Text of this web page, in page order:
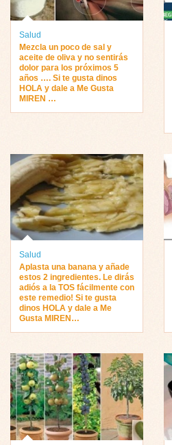
Salud
Mezcla un poco de sal y
aceite de oliva y no sentirás
dolor para los próximos 5
años …. Si te gusta dinos
HOLA y dale a Me Gusta
MIREN …
Salud
Aplasta una banana y añade
estos 2 ingredientes. Le dirás
adiós a la TOS fácilmente con
este remedio! Si te gusta
dinos HOLA y dale a Me
Gusta MIREN…